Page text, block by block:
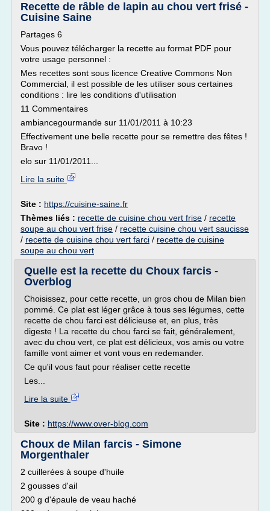
Recette de râble de lapin au chou vert frisé -
Cuisine Saine
Partages 6
Vous pouvez télécharger la recette au format PDF pour
votre usage personnel :
Mes recettes sont sous licence Creative Commons Non
Commercial, il est possible de les utiliser sous certaines
conditions : lire les conditions d'utilisation
11 Commentaires
ambiancegourmande sur 11/01/2011 à 10:23
Effectivement une belle recette pour se remettre des fêtes !
Bravo !
elo sur 11/01/2011...
Lire la suite
Site : https://cuisine-saine.fr
Thèmes liés : recette de cuisine chou vert frise / recette
soupe au chou vert frise / recette cuisine chou vert saucisse
/ recette de cuisine chou vert farci / recette de cuisine
soupe au chou vert
Quelle est la recette du Choux farcis -
Overblog
Choisissez, pour cette recette, un gros chou de Milan bien
pommé. Ce plat est léger grâce à tous ses légumes, cette
recette de chou farci est délicieuse et, en plus, très
digeste ! La recette du chou farci se fait, généralement,
avec du chou vert, ce plat est délicieux, vos amis ou votre
famille vont aimer et vont vous en redemander.
Ce qu'il vous faut pour réaliser cette recette
Les...
Lire la suite
Site : https://www.over-blog.com
Choux de Milan farcis - Simone
Morgenthaler
2 cuillerées à soupe d'huile
2 gousses d'ail
200 g d'épaule de veau haché